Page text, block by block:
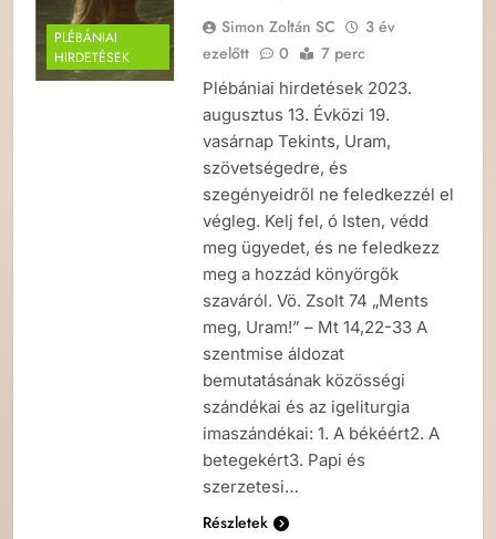
PLÉBÁNIAI
HIRDETÉSEK
Simon Zoltán SC
3 év
ezelőtt
0 7 perc
Plébániai hirdetések 2023.
augusztus 13. Évközi 19.
vasárnap Tekints, Uram,
szövetségedre, és
szegényeidről ne feledkezzél el
végleg. Kelj fel, ó Isten, védd
meg ügyedet, és ne feledkezz
meg a hozzád könyörgők
szaváról. Vö. Zsolt 74 „Ments
meg, Uram!” – Mt 14,22-33 A
szentmise áldozat
bemutatásának közösségi
szándékai és az igeliturgia
imaszándékai: 1. A békéért2. A
betegekért3. Papi és
szerzetesi…
Részletek